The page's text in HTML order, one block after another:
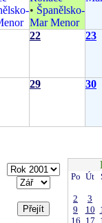
• Španělsko-
Mar Menor
22 23
29 30
Po Út
2
3
9
10
16 17